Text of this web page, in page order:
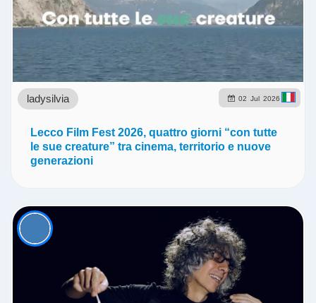
02 Jul 2026
ladysilvia
Lecco Film Fest 2026, quattro giorni “con tutte
le sue creature” tra cinema, territorio e nuove
generazioni